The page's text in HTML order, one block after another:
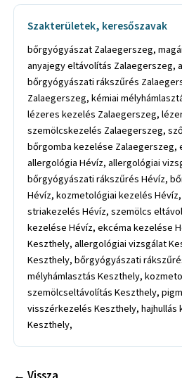
Szakterületek, keresőszavak
bőrgyógyászat Zalaegerszeg,
anyajegy eltávolítás
bőrgyógyászati rákszűrés
Zalaegerszeg, kémiai
lézeres kezelés Zalaegerszeg,
szemölcskezelés Zalaegerszeg,
bőrgomba kezelése Zalaegerszeg,
allergológia Hévíz, allergológiai
bőrgyógyászati rákszűrés Hévíz,
Hévíz, kozmetológiai kezelés
striakezelés Hévíz, szemölcs
kezelése Hévíz, ekcéma kezelése
Keszthely, allergológiai vizsgálat
Keszthely, bőrgyógyászati
mélyhámlasztás Keszthely,
szemölcseltávolítás Keszthely,
visszérkezelés Keszthely,
Keszthely,